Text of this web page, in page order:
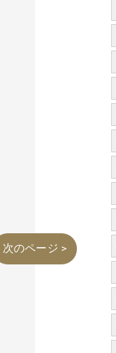
次のページ >